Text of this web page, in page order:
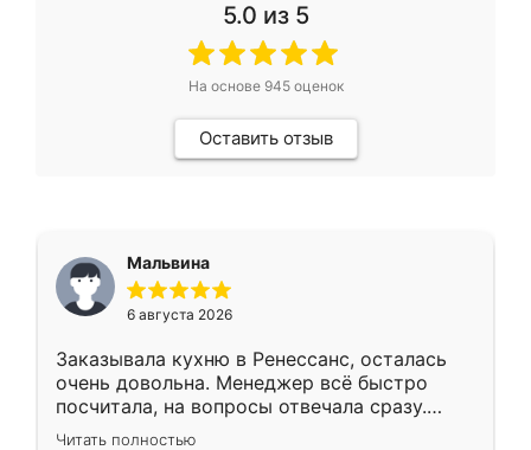
5.0 из 5
На основе 945оценок
Оставить отзыв
Мальвина
6 августа 2026
Заказывала кухню в Ренессанс, осталась
очень довольна. Менеджер всё быстро
посчитала, на вопросы отвечала сразу.
Замерщик приехал в субботу, подошёл к
Читать полностью